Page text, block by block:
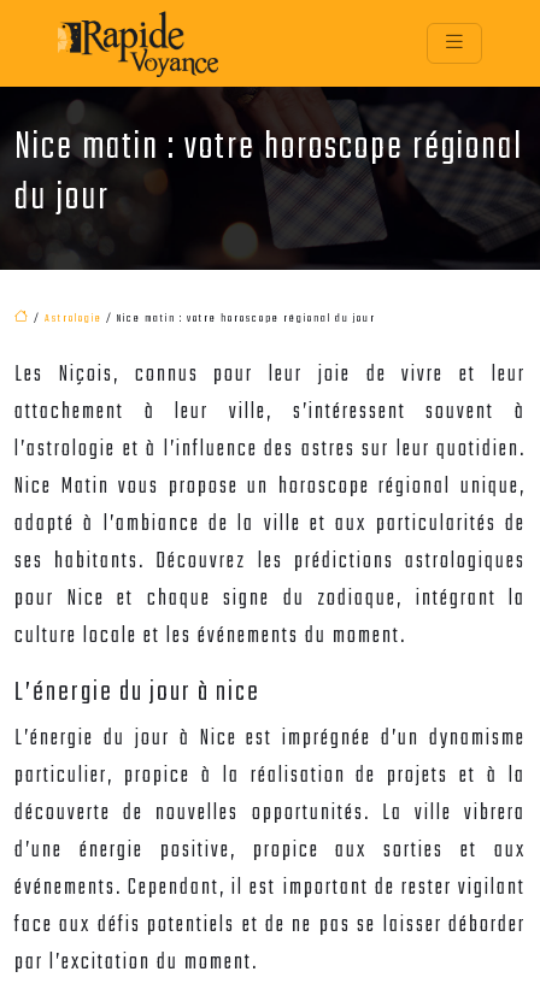
Nice matin : votre horoscope régional
du jour
/ Astrologie / Nice matin : votre horoscope régional du jour
Les Niçois, connus pour leur joie de vivre et leur
attachement à leur ville, s’intéressent souvent à
l’astrologie et à l’influence des astres sur leur quotidien.
Nice Matin vous propose un horoscope régional unique,
adapté à l’ambiance de la ville et aux particularités de
ses habitants. Découvrez les prédictions astrologiques
pour Nice et chaque signe du zodiaque, intégrant la
culture locale et les événements du moment.
L’énergie du jour à nice
L’énergie du jour à Nice est imprégnée d’un dynamisme
particulier, propice à la réalisation de projets et à la
découverte de nouvelles opportunités. La ville vibrera
d’une énergie positive, propice aux sorties et aux
événements. Cependant, il est important de rester vigilant
face aux défis potentiels et de ne pas se laisser déborder
par l’excitation du moment.